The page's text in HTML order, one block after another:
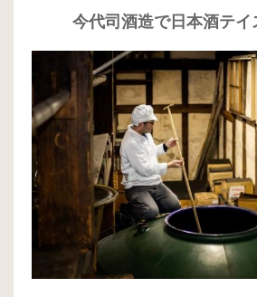
今代司酒造で日本酒テ